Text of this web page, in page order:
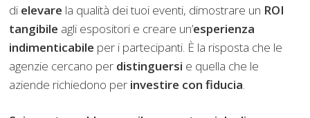
di elevare la qualità dei tuoi eventi, dimostrare un ROI
tangibile agli espositori e creare un’esperienza
indimenticabile per i partecipanti. È la risposta che le
agenzie cercano per distinguersi e quella che le
aziende richiedono per investire con fiducia.